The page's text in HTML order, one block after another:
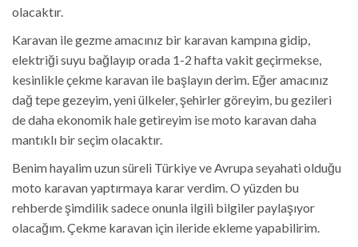
olacaktır.
Karavan ile gezme amacınız bir karavan kampına gidip,
elektriği suyu bağlayıp orada 1-2 hafta vakit geçirmekse,
kesinlikle çekme karavan ile başlayın derim. Eğer amacınız
dağ tepe gezeyim, yeni ülkeler, şehirler göreyim, bu gezileri
de daha ekonomik hale getireyim ise moto karavan daha
mantıklı bir seçim olacaktır.
Benim hayalim uzun süreli Türkiye ve Avrupa seyahati olduğu
moto karavan yaptırmaya karar verdim. O yüzden bu
rehberde şimdilik sadece onunla ilgili bilgiler paylaşıyor
olacağım. Çekme karavan için ileride ekleme yapabilirim.